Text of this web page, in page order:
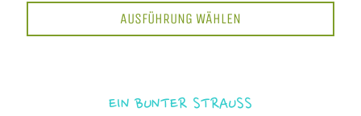
AUSFÜHRUNG WÄHLEN
EIN BUNTER STRAUSS